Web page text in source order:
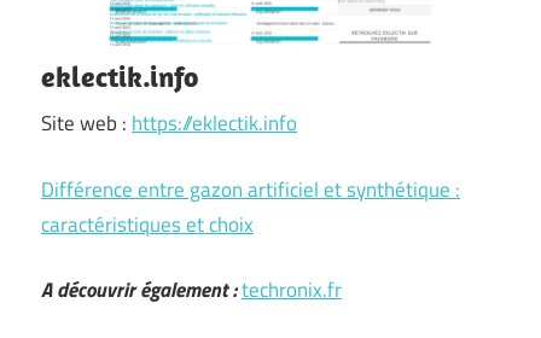
eklectik.info
Site web : https://eklectik.info
Différence entre gazon artificiel et synthétique :
caractéristiques et choix
A découvrir également :techronix.fr